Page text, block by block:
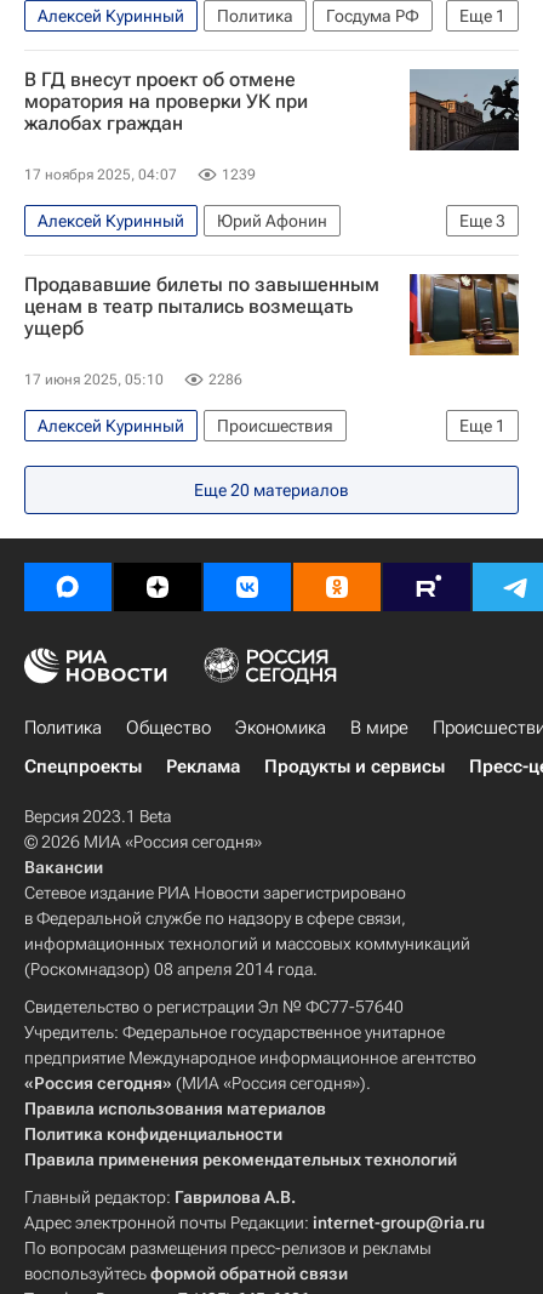
Еще 1
Алексей Куринный Политика
Госдума РФ
КПРФ
В ГД внесут проект об отмене
моратория на проверки УК при
жалобах граждан
17 ноября 2025, 04:07 1239
Еще3
Алексей Куринный
Юрий Афонин
Николай Коломейцев
КПРФ Госдума РФ
Продававшие билеты по завышенным
ценам в театр пытались возмещать
ущерб
17 июня 2025, 05:10 2286
Еще 1
Алексей Куринный
Происшествия
Театр наций
Еще20 материалов
Политика Общество Экономика В мире
Спецпроекты
Реклама Продукты и сервисы Пресс-
Версия 2023.1 Beta
© 2026 МИА «Россия сегодня»
Вакансии
Сетевое издание РИА Новости зарегистрировано
в Федеральной службе по надзору в сфере связи,
информационных технологий и массовых коммуникаций
(Роскомнадзор) 08 апреля 2014 года.
Свидетельство о регистрации Эл № ФС77-57640
Учредитель: Федеральное государственное унитарное
предприятие Международное информационное агентство
«Россия сегодня» (МИА «Россия сегодня»).
Правила использования материалов
Политика конфиденциальности
Правила применения рекомендательных технологий
Главный редактор: Гаврилова А.В.
Адрес электронной почты Редакции: internet-group@ria.ru
По вопросам размещения пресс-релизов и рекламы
воспользуйтесьформой обратной связи